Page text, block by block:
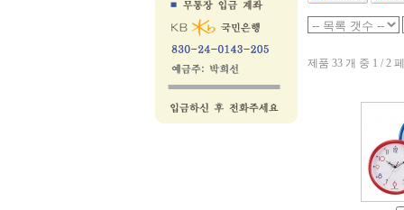
제품 33 개 중 1 / 2